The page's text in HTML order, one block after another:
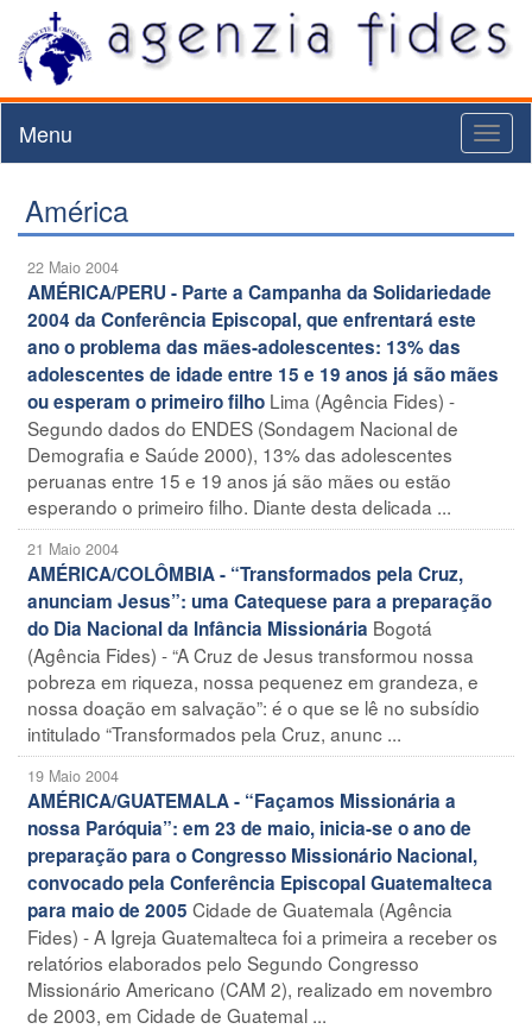
Menu
América
22 Maio 2004
AMÉRICA/PERU - Parte a Campanha da Solidariedade
2004 da Conferência Episcopal, que enfrentará este
ano o problema das mães-adolescentes: 13% das
adolescentes de idade entre 15 e 19 anos já são mães
ou esperam o primeiro filho Lima (Agência Fides) -
Segundo dados do ENDES (Sondagem Nacional de
Demografia e Saúde 2000), 13% das adolescentes
peruanas entre 15 e 19 anos já são mães ou estão
esperando o primeiro filho. Diante desta delicada ...
21 Maio 2004
AMÉRICA/COLÔMBIA - “Transformados pela Cruz,
anunciam Jesus”: uma Catequese para a preparação
do Dia Nacional da Infância Missionária Bogotá
(Agência Fides) - “A Cruz de Jesus transformou nossa
pobreza em riqueza, nossa pequenez em grandeza, e
nossa doação em salvação”: é o que se lê no subsídio
intitulado “Transformados pela Cruz, anunc ...
19 Maio 2004
AMÉRICA/GUATEMALA - “Façamos Missionária a
nossa Paróquia”: em 23 de maio, inicia-se o ano de
preparação para o Congresso Missionário Nacional,
convocado pela Conferência Episcopal Guatemalteca
para maio de 2005 Cidade de Guatemala (Agência
Fides) - A Igreja Guatemalteca foi a primeira a receber os
relatórios elaborados pelo Segundo Congresso
Missionário Americano (CAM 2), realizado em novembro
de 2003, em Cidade de Guatemal ...